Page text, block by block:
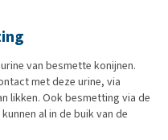
van besmette konijnen.
met deze urine, via
likken. Ook besmetting via de
al in de buik van de